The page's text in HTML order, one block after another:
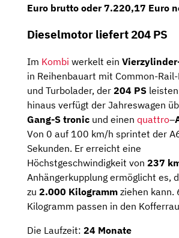
Euro brutto oder7.220,17 Euro
Dieselmotor liefert 204 PS
Im Kombi werkelt ein
in Reihenbauart mit Common-
und Turbolader, der 204 PS
hinaus verfügt der Jahreswagen
Gang-S tronic und einen quattro–
Von 0 auf 100 km/h sprintet der
Sekunden. Er erreicht eine
Höchstgeschwindigkeit von 237
Anhängerkupplung ermöglicht es,
zu 2.000 Kilogramm ziehen kann.
Kilogramm passen in den
Die Laufzeit: 24 Monate